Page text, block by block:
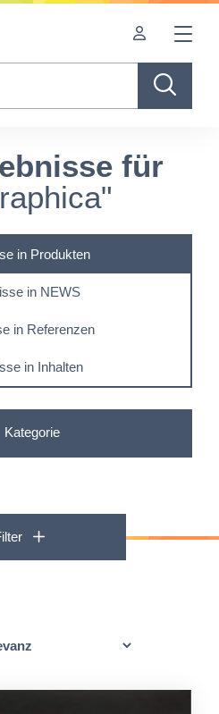
für
in Produkten
in NEWS
in Referenzen
in Inhalten
Kategorie